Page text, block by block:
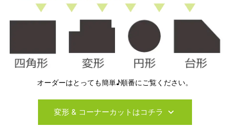
オーダーはとっても簡単♪順番にご覧ください。
変形 & コーナーカットはコチラ